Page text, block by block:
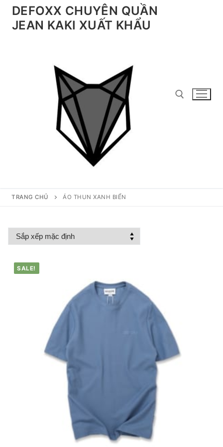
Chuyển
đếnDEFOXX CHUYÊN QUẦN
JEAN KAKI XUẤT KHẨU
Tìm kiếm cho:
TRANG CHỦ ÁO THUN XANH BIỂN
SALE!